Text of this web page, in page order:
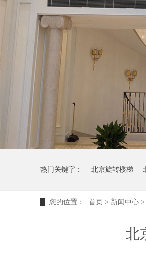
热门关键字： 北京旋转楼梯
您的位置： 首页 > 新闻中心 >
北